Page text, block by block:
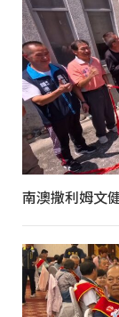
南澳撒利姆文